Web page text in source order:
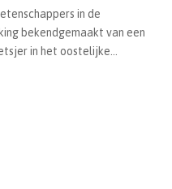
in de
bekendgemaakt van een
in het oostelijke...